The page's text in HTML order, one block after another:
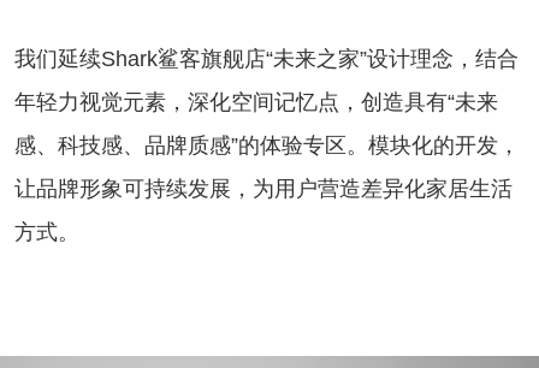
我们延续Shark鲨客旗舰店“未来之家”设计理念，结合
年轻力视觉元素，深化空间记忆点，创造具有“未来
感、科技感、品牌质感”的体验专区。模块化的开发，
让品牌形象可持续发展，为用户营造差异化家居生活
方式。